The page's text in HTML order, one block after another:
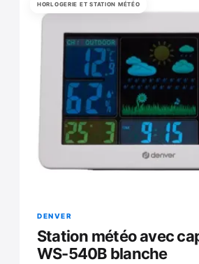
HORLOGERIE ET STATION MÉTÉO
DENVER
Station météo avec
WS-540B blanche